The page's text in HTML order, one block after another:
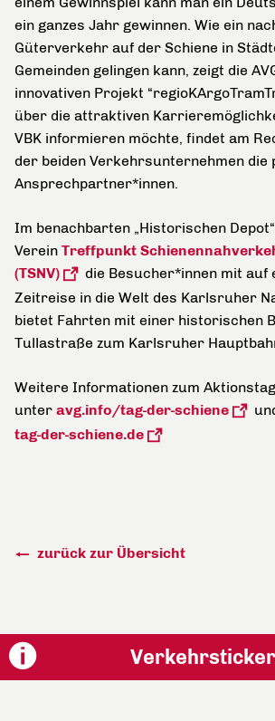
ein ganzes Jahr gewinnen. Wie ein
Güterverkehr auf der Schiene in
Gemeinden gelingen kann, zeigt die
innovativen Projekt
über die attraktiven
VBK informieren möchte, findet am
der beiden Verkehrsunternehmen die
Ansprechpartner*innen.
Im benachbarten „Historischen
Verein Treffpunkt
(TSNV)
die Besucher*innen mit auf
Zeitreise in die Welt des Karlsruher
bietet Fahrten mit einer historischen
Tullastraße zum Karlsruher
Weitere Informationen zum
unter avg.info/tag-der-schiene
tag-der-schiene.de
zurück zur Übersicht
Verkehrsticker